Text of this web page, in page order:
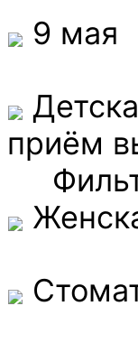
9 мая
приём